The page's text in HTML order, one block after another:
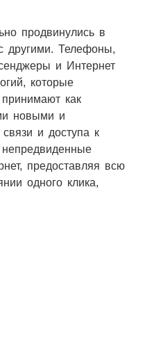
продвинулись в
другими. Телефоны,
и Интернет
которые
как
новыми и
и доступа к
предоставляя всю
одного клика,